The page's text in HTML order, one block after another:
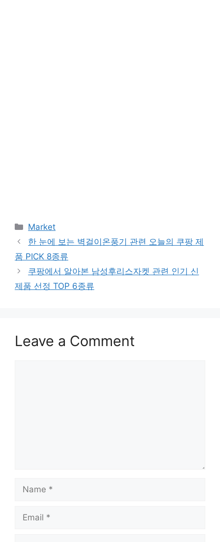
Categories
Market
한 눈에 보는 벽걸이온풍기 관련 오늘의 쿠팡 제
품 PICK 8종류
쿠팡에서 알아본 남성후리스자켓 관련 인기 신
제품 선정 TOP 6종류
Leave a Comment
Name
Email